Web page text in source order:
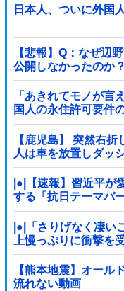
日本人、ついに外国
【悲報】Q：なぜ辺
公開しなかったのか
コチラ → ｗｗｗｗｗ
「あきれてモノが言
国人の永住許可要件
【鹿児島】 突然右
人は車を放置しダッ
|●|【速報】習近平が
する「抗日テーマパ
姿で一斉突撃！
|●|「さりげなく凄い
上慢っぷりに衝撃を
い財務省が……
【熊本地震】オール
流れない動画